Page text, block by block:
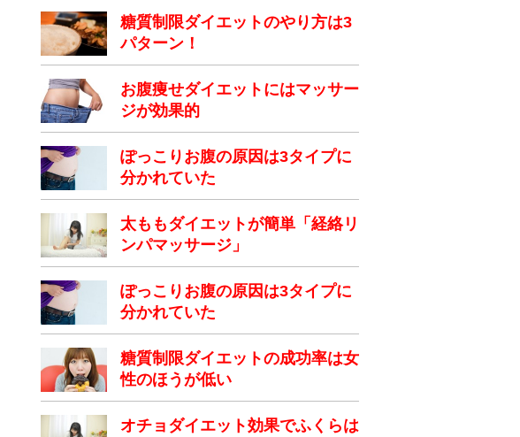
糖質制限ダイエットのやり方は3
パターン！
お腹痩せダイエットにはマッサー
ジが効果的
ぽっこりお腹の原因は3タイプに
分かれていた
太ももダイエットが簡単「経絡リ
ンパマッサージ」
ぽっこりお腹の原因は3タイプに
分かれていた
糖質制限ダイエットの成功率は女
性のほうが低い
オチョダイエット効果でふくらは